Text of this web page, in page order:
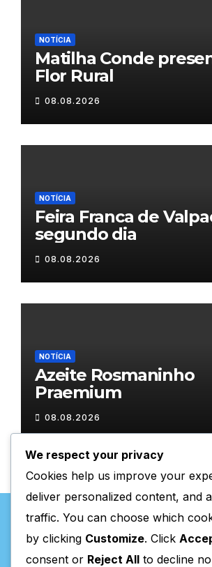
NOTÍCIA
Matilha Conde
Flor Rural
08.08.2026
NOTÍCIA
Feira Franca de
segundo dia
08.08.2026
NOTÍCIA
Azeite Rosmaninho
Praemium
08.08.2026
We respect your privacy
Cookies help us improve your
deliver personalized content, and
traffic. You can choose which
by clicking Customize. Click
consent or Reject All to decline